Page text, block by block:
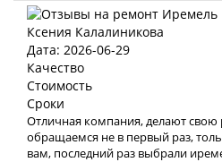
Ксения Калалиникова
Дата: 2026-06-29
Качество
Стоимость
Сроки
Отличная компания, делают свою
обращаемся не в первый раз,
вам, последний раз выбрали